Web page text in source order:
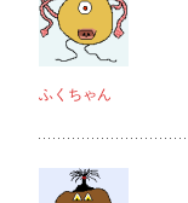
ふくちゃん